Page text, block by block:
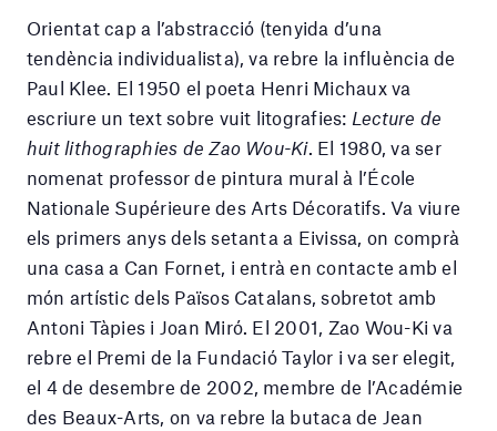
Orientat cap a l’abstracció (tenyida d’una
tendència individualista), va rebre la influència de
Paul Klee. El 1950 el poeta Henri Michaux va
escriure un text sobre vuit litografies: Lecture de
huit lithographies de Zao Wou-Ki. El 1980, va ser
nomenat professor de pintura mural à l’École
Nationale Supérieure des Arts Décoratifs. Va viure
els primers anys dels setanta a Eivissa, on comprà
una casa a Can Fornet, i entrà en contacte amb el
món artístic dels Països Catalans, sobretot amb
Antoni Tàpies i Joan Miró. El 2001, Zao Wou-Ki va
rebre el Premi de la Fundació Taylor i va ser elegit,
el 4 de desembre de 2002, membre de l’Académie
des Beaux-Arts, on va rebre la butaca de Jean